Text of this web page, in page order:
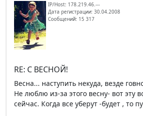
IP/Host: 178.219.46.---
Дата регистрации: 30.04.2008
Сообщений: 15 317
RE: С ВЕСНОЙ!
Весна... наступить некуда, везде
Не люблю из-за этого весну- вот эту
сейчас. Когда все уберут -будет , то